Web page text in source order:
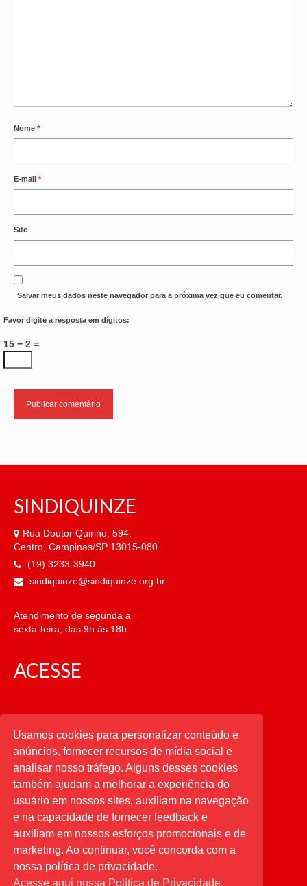
Nome *
E-mail *
Site
Salvar meus dados neste navegador para a próxima vez que eu comentar.
Favor digite a resposta em dígitos:
15 − 2 =
SINDIQUINZE
Rua Doutor Quirino, 594,
Centro, Campinas/SP 13015-080
(19) 3233-3940
sindiquinze@sindiquinze.org.br
Atendimento de segunda a
sexta-feira, das 9h às 18h.
ACESSE
CATEGORIAS
CATEGORIAS
PESQUISAR
Buscar
por:
Usamos cookies para personalizar conteúdo e
anúncios, fornecer recursos de mídia social e
analisar nosso tráfego. Alguns desses cookies
também ajudam a melhorar a experiência do
usuário em nossos sites, auxiliam na navegação
e na capacidade de fornecer feedback e
auxiliam em nossos esforços promocionais e de
marketing. Ao continuar, você concorda com a
nossa política de privacidade.
Acesse aqui nossa Política de Privacidade.